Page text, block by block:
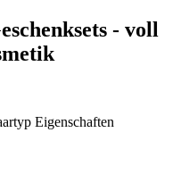
- voll
Eigenschaften